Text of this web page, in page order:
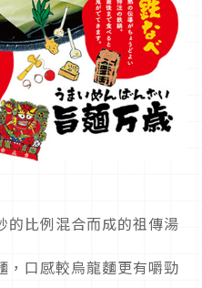
的比例混合而成的祖傳湯
，口感較烏龍麵更有嚼勁